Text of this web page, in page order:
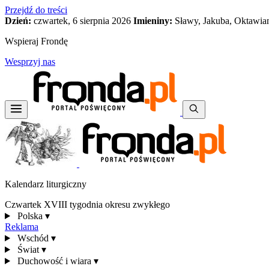
Przejdź do treści
Dzień: czwartek, 6 sierpnia 2026 Imieniny: Sławy, Jakuba,
Wspieraj Frondę
Wesprzyj nas
Kalendarz liturgiczny
Czwartek XVIII tygodnia okresu zwykłego
Polska ▾
Reklama
Wschód ▾
Świat ▾
Duchowość i wiara ▾